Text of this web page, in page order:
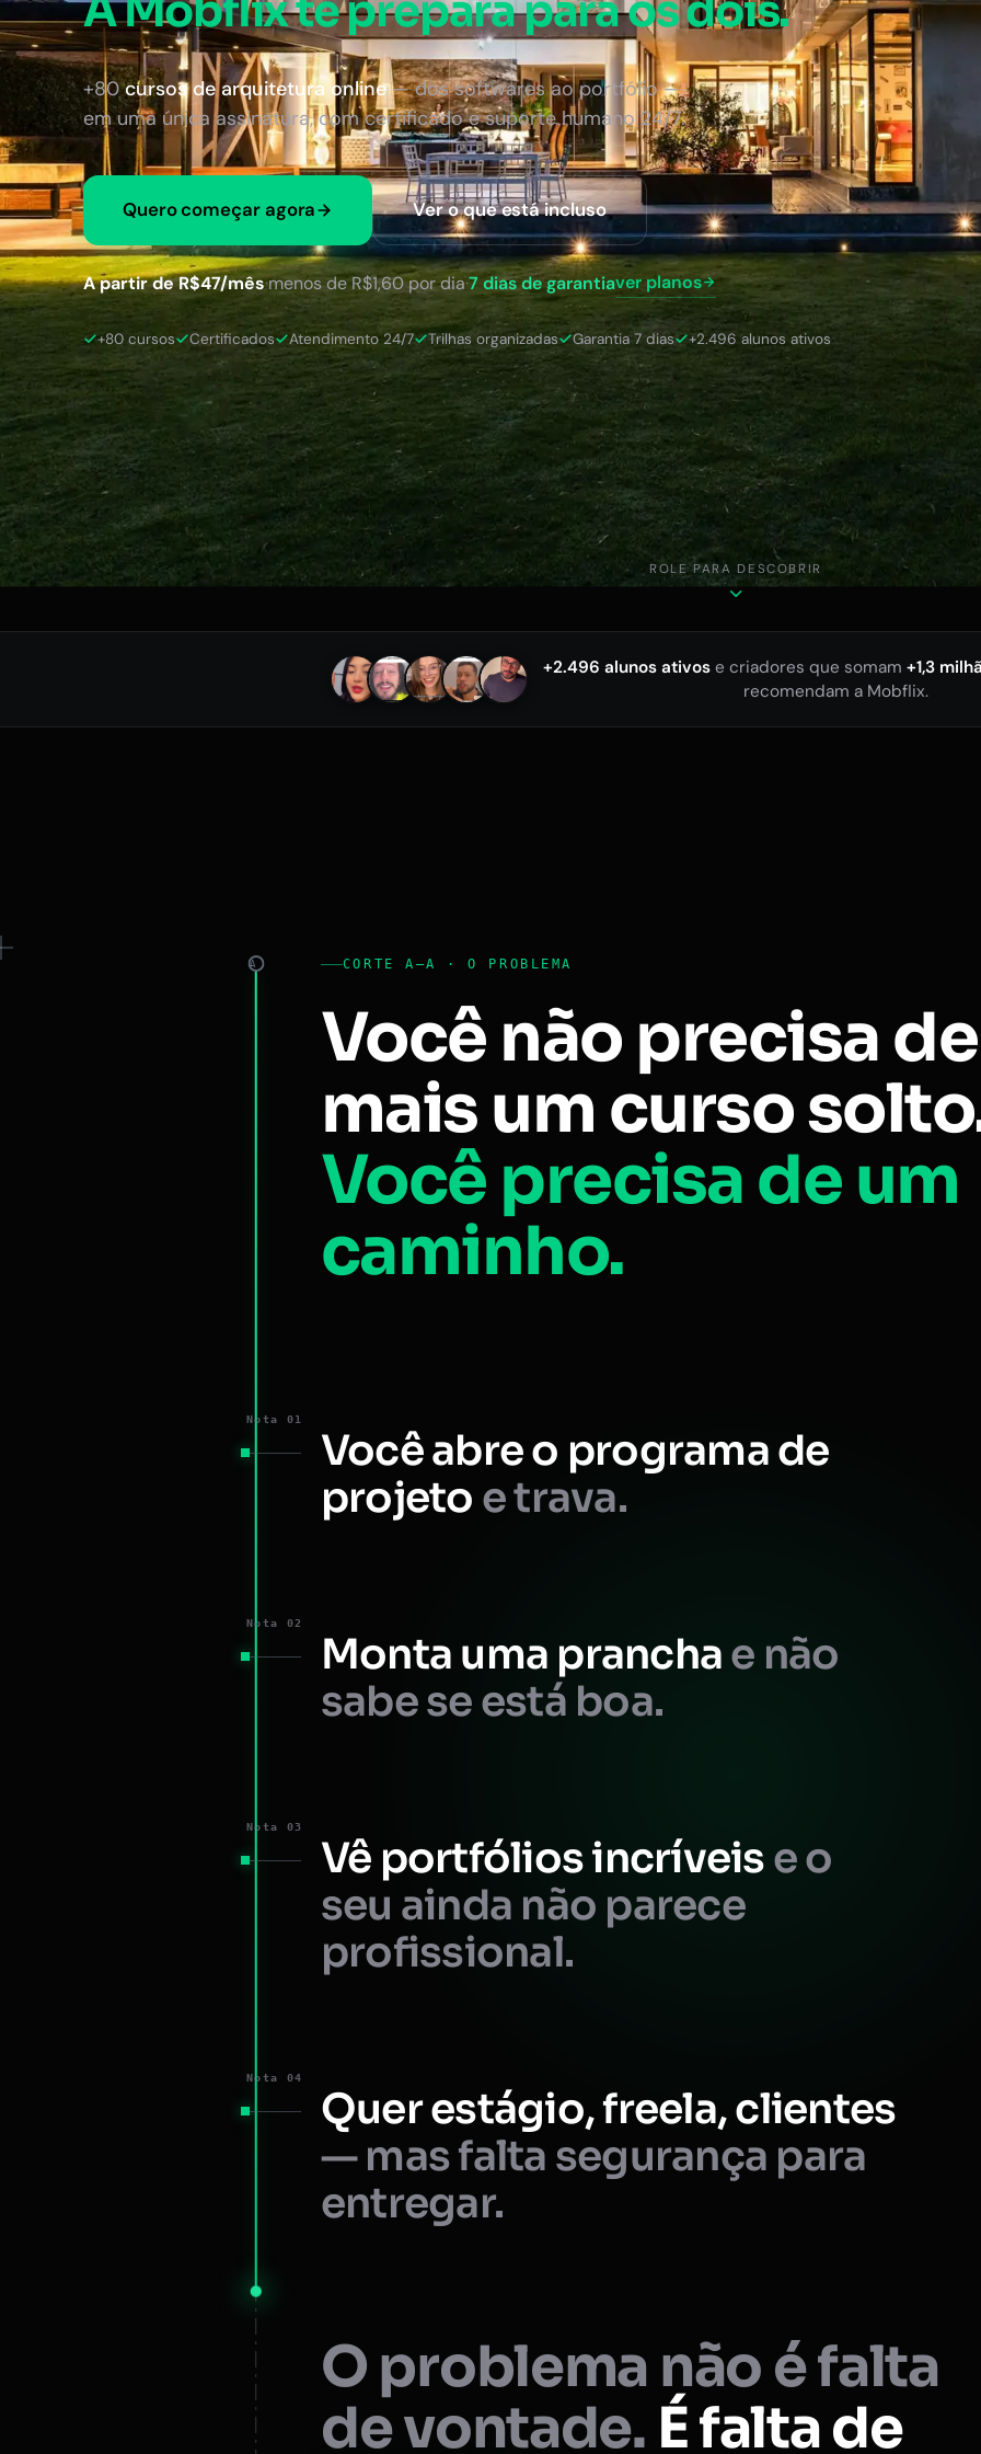
+80cursos de arquitetura online— dos softwares ao portfólio —
em uma única assinatura, com certificado e suporte humano 24/7.
Quero começar agora Ver o que está incluso
A partir de R$47/mês·menos de R$1,60 por dia·7 dias de garantiaver planos
+80 cursos Certificados Atendimento 24/7 Trilhas organizadas Garantia 7 dias +2.496 alunos ativos
ROLE PARA DESCOBRIR
+2.496 alunos ativose criadores que somam +1,3
recomendam a Mobflix.
A CORTE A–A · O PROBLEMA
Você não precisa de
mais um curso
Você precisa de um
caminho.
Nota 01
Você abre o programa de
projeto e trava.
Nota 02
Monta uma pranchae não
sabe se está boa.
Nota 03
Vê portfólios incríveise o
seu ainda não parece
profissional.
Nota 04
Quer estágio, freela, clientes
— mas falta segurança para
entregar.
O problema não é falta
de vontade. É falta de